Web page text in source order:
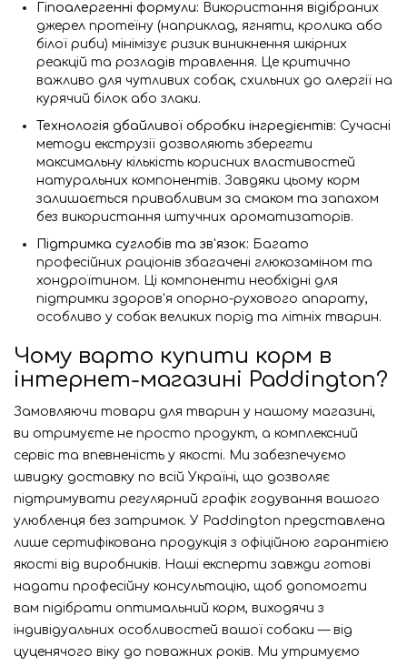
Гіпоалергенні формули: Використання відібраних
джерел протеїну (наприклад, ягняти, кролика або
білої риби) мінімізує ризик виникнення шкірних
реакцій та розладів травлення. Це критично
важливо для чутливих собак, схильних до алергії на
курячий білок або злаки.
Технологія дбайливої обробки інгредієнтів: Сучасні
методи екструзії дозволяють зберегти
максимальну кількість корисних властивостей
натуральних компонентів. Завдяки цьому корм
залишається привабливим за смаком та запахом
без використання штучних ароматизаторів.
Підтримка суглобів та зв'язок: Багато
професійних раціонів збагачені глюкозаміном та
хондроїтином. Ці компоненти необхідні для
підтримки здоров'я опорно-рухового апарату,
особливо у собак великих порід та літніх тварин.
Чому варто купити корм в
інтернет-магазині Paddington?
Замовляючи товари для тварин у нашому магазині,
ви отримуєте не просто продукт, а комплексний
сервіс та впевненість у якості. Ми забезпечуємо
швидку доставку по всій Україні, що дозволяє
підтримувати регулярний графік годування вашого
улюбленця без затримок. У Paddington представлена
лише сертифікована продукція з офіційною гарантією
якості від виробників. Наші експерти завжди готові
надати професійну консультацію, щоб допомогти
вам підібрати оптимальний корм, виходячи з
індивідуальних особливостей вашої собаки — від
цуценячого віку до поважних років. Ми утримуємо